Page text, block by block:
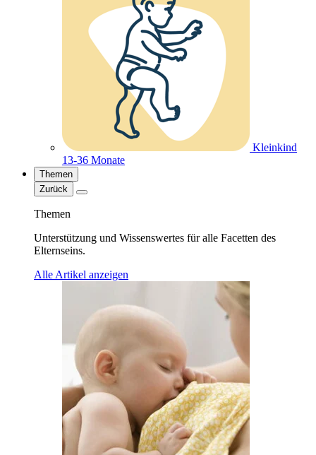
Kleinkind
13-36 Monate
Themen
Zurück
Themen
Unterstützung und Wissenswertes für alle Facetten des
Elternseins.
Alle Artikel anzeigen